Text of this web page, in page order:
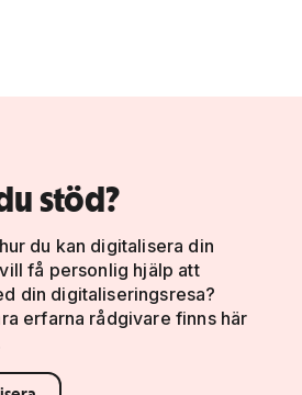
stöd?
du kan digitalisera din
få personlig hjälp att
din digitaliseringsresa?
erfarna rådgivare finns här